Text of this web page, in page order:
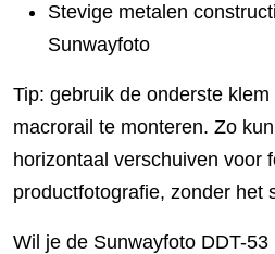
Stevige metalen
Sunwayfoto
Tip: gebruik de onderste
macrorail te monteren. Zo
horizontaal verschuiven voor
productfotografie, zonder het
Wil je de Sunwayfoto DDT-